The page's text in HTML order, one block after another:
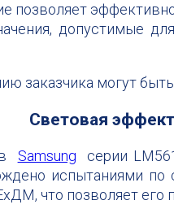
позволяет
допустимые
заказчика могут
Световая
Samsung серии
испытаниями по
что позволяет его